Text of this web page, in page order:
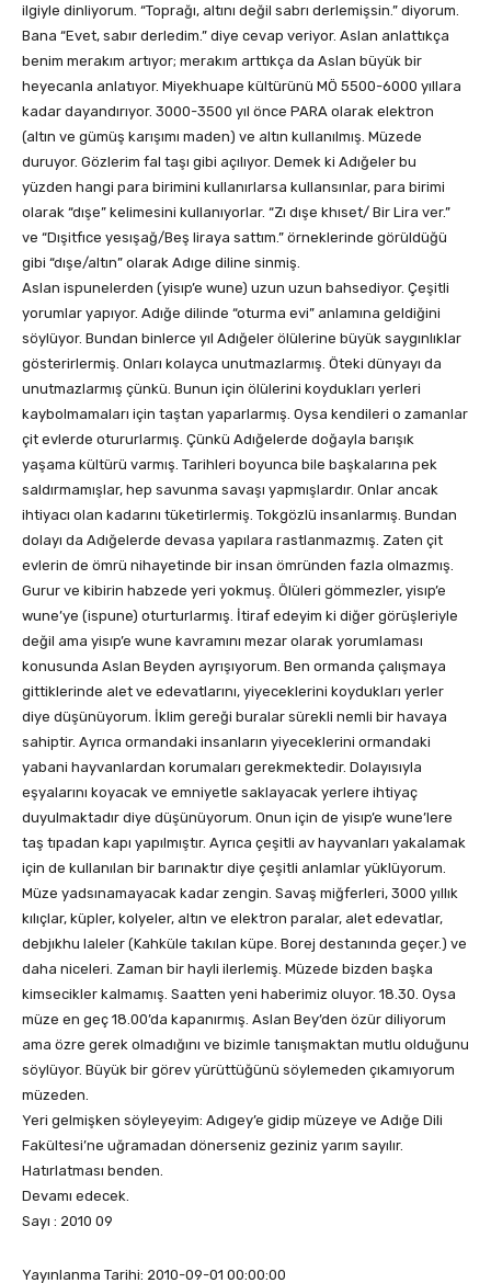
ilgiyle dinliyorum. “Toprağı, altını değil sabrı derlemişsin.” diyorum.
Bana “Evet, sabır derledim.” diye cevap veriyor. Aslan anlattıkça
benim merakım artıyor; merakım arttıkça da Aslan büyük bir
heyecanla anlatıyor. Miyekhuape kültürünü MÖ 5500-6000 yıllara
kadar dayandırıyor. 3000-3500 yıl önce PARA olarak elektron
(altın ve gümüş karışımı maden) ve altın kullanılmış. Müzede
duruyor. Gözlerim fal taşı gibi açılıyor. Demek ki Adığeler bu
yüzden hangi para birimini kullanırlarsa kullansınlar, para birimi
olarak “dışe” kelimesini kullanıyorlar. “Zı dışe khıset/ Bir Lira ver.”
ve “Dışitfıce yesışağ/Beş liraya sattım.” örneklerinde görüldüğü
gibi “dışe/altın” olarak Adıge diline sinmiş.
Aslan ispunelerden (yisıp’e wune) uzun uzun bahsediyor. Çeşitli
yorumlar yapıyor. Adığe dilinde “oturma evi” anlamına geldiğini
söylüyor. Bundan binlerce yıl Adığeler ölülerine büyük saygınlıklar
gösterirlermiş. Onları kolayca unutmazlarmış. Öteki dünyayı da
unutmazlarmış çünkü. Bunun için ölülerini koydukları yerleri
kaybolmamaları için taştan yaparlarmış. Oysa kendileri o zamanlar
çit evlerde otururlarmış. Çünkü Adığelerde doğayla barışık
yaşama kültürü varmış. Tarihleri boyunca bile başkalarına pek
saldırmamışlar, hep savunma savaşı yapmışlardır. Onlar ancak
ihtiyacı olan kadarını tüketirlermiş. Tokgözlü insanlarmış. Bundan
dolayı da Adığelerde devasa yapılara rastlanmazmış. Zaten çit
evlerin de ömrü nihayetinde bir insan ömründen fazla olmazmış.
Gurur ve kibirin habzede yeri yokmuş. Ölüleri gömmezler, yisıp’e
wune’ye (ispune) oturturlarmış. İtiraf edeyim ki diğer görüşleriyle
değil ama yisıp’e wune kavramını mezar olarak yorumlaması
konusunda Aslan Beyden ayrışıyorum. Ben ormanda çalışmaya
gittiklerinde alet ve edevatlarını, yiyeceklerini koydukları yerler
diye düşünüyorum. İklim gereği buralar sürekli nemli bir havaya
sahiptir. Ayrıca ormandaki insanların yiyeceklerini ormandaki
yabani hayvanlardan korumaları gerekmektedir. Dolayısıyla
eşyalarını koyacak ve emniyetle saklayacak yerlere ihtiyaç
duyulmaktadır diye düşünüyorum. Onun için de yisıp’e wune’lere
taş tıpadan kapı yapılmıştır. Ayrıca çeşitli av hayvanları yakalamak
için de kullanılan bir barınaktır diye çeşitli anlamlar yüklüyorum.
Müze yadsınamayacak kadar zengin. Savaş miğferleri, 3000 yıllık
kılıçlar, küpler, kolyeler, altın ve elektron paralar, alet edevatlar,
debjıkhu laleler (Kahküle takılan küpe. Borej destanında geçer.) ve
daha niceleri. Zaman bir hayli ilerlemiş. Müzede bizden başka
kimsecikler kalmamış. Saatten yeni haberimiz oluyor. 18.30. Oysa
müze en geç 18.00’da kapanırmış. Aslan Bey’den özür diliyorum
ama özre gerek olmadığını ve bizimle tanışmaktan mutlu olduğunu
söylüyor. Büyük bir görev yürüttüğünü söylemeden çıkamıyorum
müzeden.
Yeri gelmişken söyleyeyim: Adıgey’e gidip müzeye ve Adığe Dili
Fakültesi’ne uğramadan dönerseniz geziniz yarım sayılır.
Hatırlatması benden.
Devamı edecek.
Sayı : 2010 09
Yayınlanma Tarihi: 2010-09-01 00:00:00